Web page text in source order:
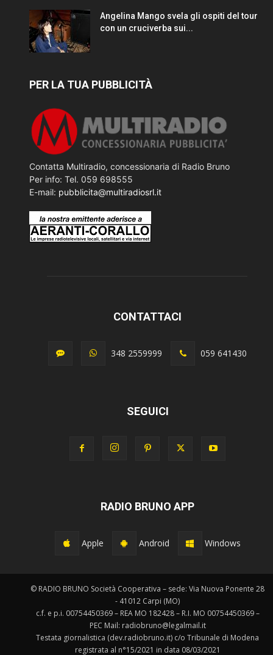
Angelina Mango svela gli ospiti del tour
con un cruciverba sui...
PER LA TUA PUBBLICITÀ
Contatta Multiradio, concessionaria di Radio Bruno
Per info: Tel. 059 698555
E-mail: pubblicita@multiradiosrl.it
CONTATTACI
348 2559999 059 641430
SEGUICI
RADIO BRUNO APP
Apple Android Windows
© RADIO BRUNO Società Cooperativa – sede: Via Nuova Ponente 28
- 41012 Carpi (MO)
c.f. e p.i. 00754450369 – REA MO 182428 – R.I. MO 00754450369 –
PEC Mail: radiobruno@legalmail.it
Testata giornalistica (dev.radiobruno.it) c/o Tribunale di Modena
registrata al n°15/2021 in data 08/03/2021